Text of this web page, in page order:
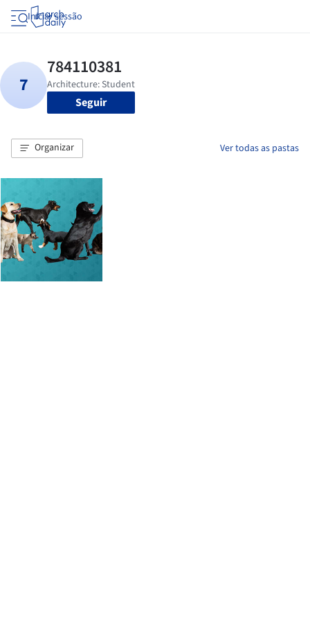
Iniciar sessão
Seguir
Organizar Ver todas as pastas